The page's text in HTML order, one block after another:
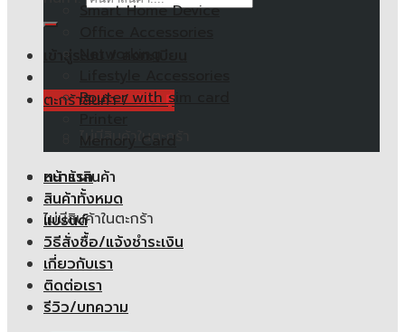
ตะกร้าสินค้า /0.00฿
ไม่มีสินค้าในตะกร้า
ตะกร้าสินค้า
ไม่มีสินค้าในตะกร้า
Smart Home Device
Router with sim card
Memory Card
หน้าแรก
สินค้าทั้งหมด
แบรนด์
วิธีสั่งซื้อ/แจ้งชำระเงิน
เกี่ยวกับเรา
ติดต่อเรา
รีวิว/บทความ